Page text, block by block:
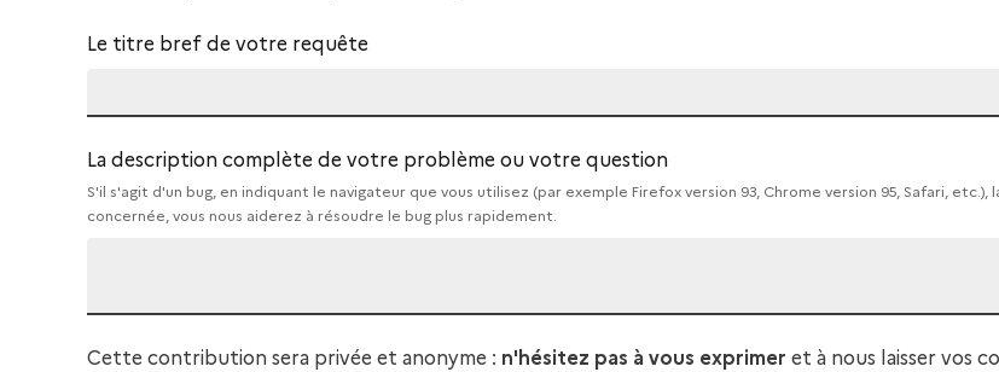
Le titre bref de votre requête
La description complète de votre problème ou votre question
S'il s'agit d'un bug, en indiquant le navigateur que vous utilisez (par exemple Firefox version 93, Chrome version 95, Safari,
concernée, vous nous aiderez à résoudre le bug plus rapidement.
Cette contribution sera privée et anonyme : n'hésitez pas à vous exprimer et à nous laisser vos